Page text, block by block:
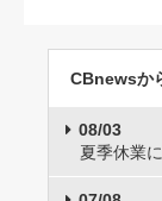
CBnewsか
08/03
夏季休業